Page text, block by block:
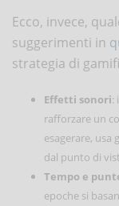
Ecco, invece,
suggerimenti in
strategia di
Effetti sonori:
rafforzare un
esagerare,
dal punto di
Tempo e
epoche si